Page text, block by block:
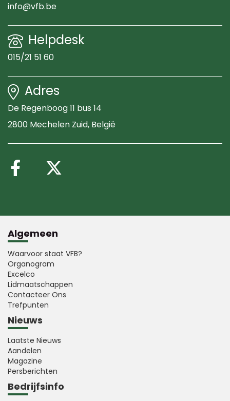
info@vfb.be
Helpdesk
015/21 51 60
Adres
De Regenboog 11 bus 14
2800 Mechelen Zuid, België
Volg ons op Facebook
Algemeen
Waarvoor staat VFB?
Organogram
Excelco
Lidmaatschappen
Contacteer Ons
Trefpunten
Nieuws
Laatste Nieuws
Aandelen
Magazine
Persberichten
Bedrijfsinfo